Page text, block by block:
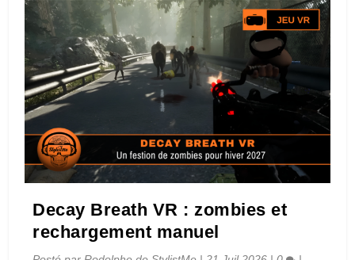
Decay Breath VR : zombies et
rechargement manuel